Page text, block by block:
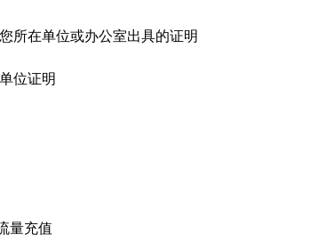
所在单位或办公室出具的证明
位证明
量充值